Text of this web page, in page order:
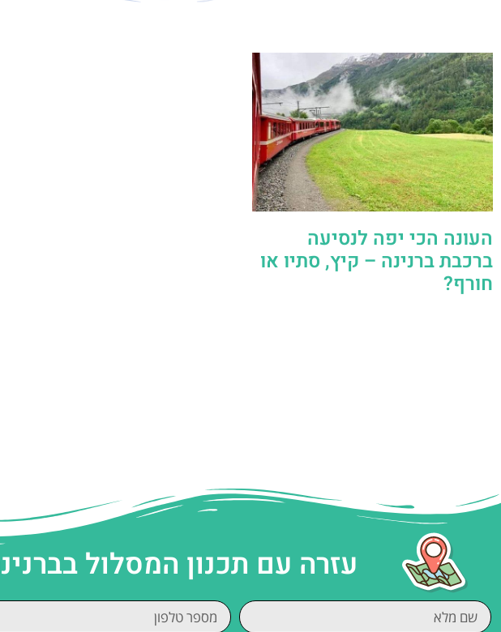
העונה הכי יפה לנסיעה
ברכבת ברנינה – קיץ, סתיו או
חורף?
עזרה עם תכנון המסלול